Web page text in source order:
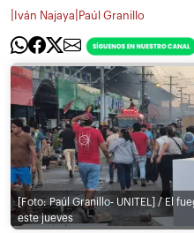
Iván Najaya Paúl Granillo
[Foto: Paúl Granillo- UNITEL] / El
este jueves